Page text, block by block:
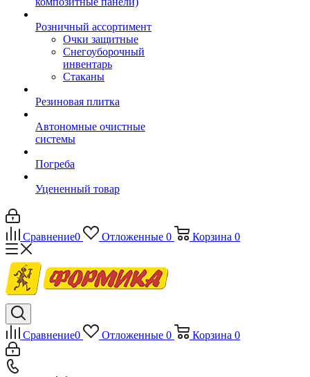
Розничный ассортимент
Очки защитные
Снегоуборочный
инвентарь
Стаканы
Резиновая плитка
Автономные очистные
системы
Погреба
Уцененный товар
Сравнение0 Отложенные 0 Корзина 0
Сравнение0 Отложенные 0 Корзина 0